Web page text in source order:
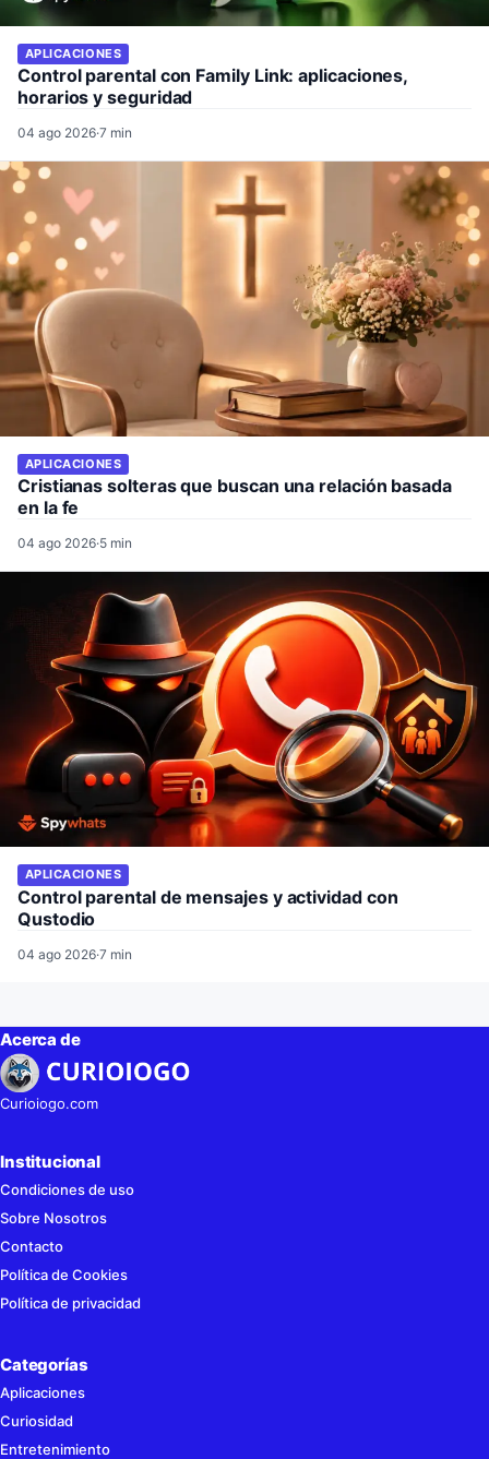
APLICACIONES
Control parental con Family Link: aplicaciones,
horarios y seguridad
04 ago 2026·7 min
APLICACIONES
Cristianas solteras que buscan una relación basada
en la fe
04 ago 2026·5 min
APLICACIONES
Control parental de mensajes y actividad con
Qustodio
04 ago 2026·7 min
Acerca de
Curioiogo.com
Institucional
Condiciones de uso
Sobre Nosotros
Contacto
Política de Cookies
Política de privacidad
Categorías
Aplicaciones
Curiosidad
Entretenimiento